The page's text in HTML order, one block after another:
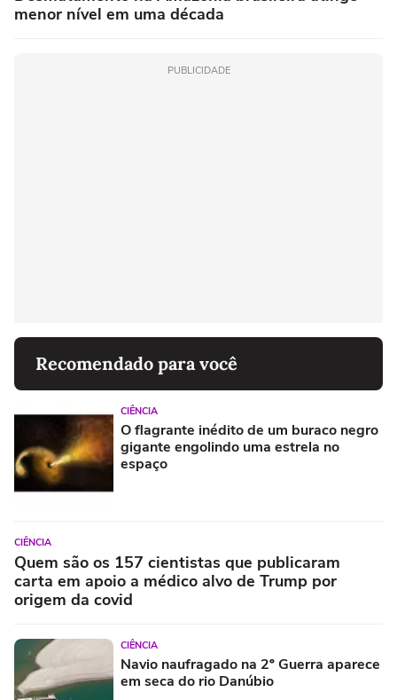
menor nível em uma década
PUBLICIDADE
Recomendado para você
CIÊNCIA
O flagrante inédito de um buraco negro
gigante engolindo uma estrela no
espaço
CIÊNCIA
Quem são os 157 cientistas que publicaram
carta em apoio a médico alvo de Trump por
origem da covid
CIÊNCIA
Navio naufragado na 2º Guerra aparece
em seca do rio Danúbio